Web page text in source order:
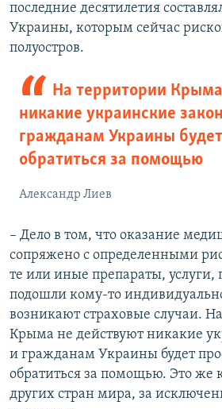
последние десятилетия
Украины, которым сейчас
полуостров.
На территории
никакие украинские
гражданам Украины
обратиться за помощью
Александр Лиев
– Дело в том, что оказание
сопряжено с определенными
те или иные препараты, услуги,
подошли кому-то
возникают страховые случаи.
Крыма не действуют никакие
и гражданам Украины будет
обратиться за помощью. Это же
других стран мира, за